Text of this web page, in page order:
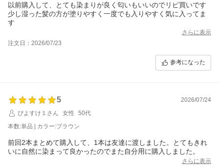
以前購入して、とても染まりが良く匂いもいいのでリピ買いです
少し湿った髪の方が塗りやすく一度でも入りやすく気に入ってま
す
さらに表示
注文日：2026/07/23
参考になった
5
2026/07/24
ぴよすけ１さん
女性
50代
本数:単品 | カラー:ブラウン
前回2本まとめて購入して、1本は友達に渡しました。とてもきれ
いに自然に染まって良かったのでまた自分用に購入しました。
さらに表示